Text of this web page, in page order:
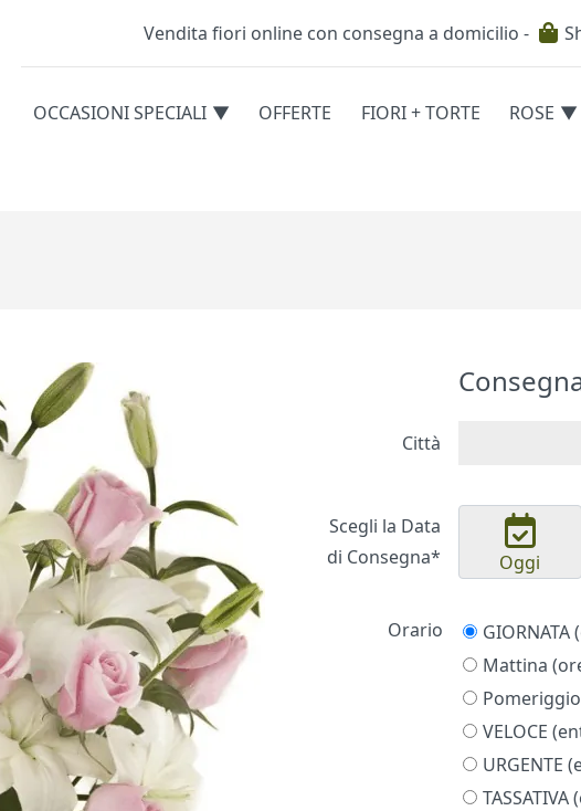
Testata
Vendita fiori online con consegna a domicilio -
Categorie
OCCASIONI SPECIALI OFFERTE FIORI + TORTE ROSE
Città
Scegli la Data
di Consegna*
Oggi
Orario
Mattina
VELOCE
URGENTE